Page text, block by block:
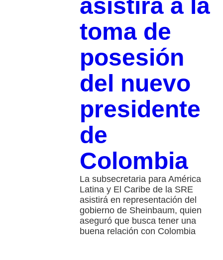
asistirá a la
toma de
posesión
del nuevo
presidente
de
Colombia
La subsecretaria para América
Latina y El Caribe de la SRE
asistirá en representación del
gobierno de Sheinbaum, quien
aseguró que busca tener una
buena relación con Colombia